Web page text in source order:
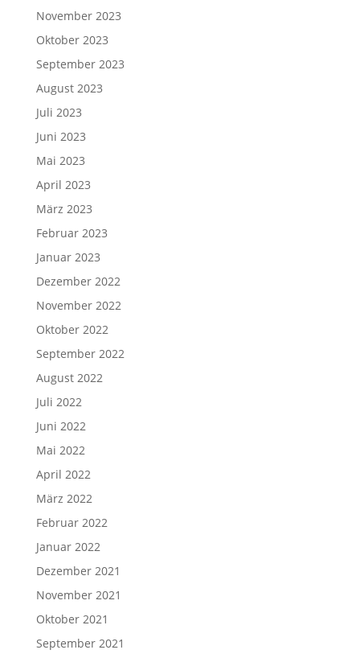
November 2023
Oktober 2023
September 2023
August 2023
Juli 2023
Juni 2023
Mai 2023
April 2023
März 2023
Februar 2023
Januar 2023
Dezember 2022
November 2022
Oktober 2022
September 2022
August 2022
Juli 2022
Juni 2022
Mai 2022
April 2022
März 2022
Februar 2022
Januar 2022
Dezember 2021
November 2021
Oktober 2021
September 2021